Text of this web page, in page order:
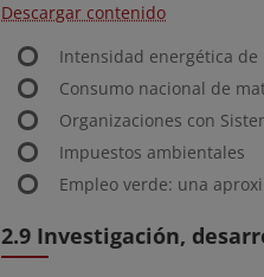
Descargar contenido
Intensidad energética de
Consumo nacional de
Organizaciones con
Impuestos ambientales
Empleo verde: una
2.9 Investigación,